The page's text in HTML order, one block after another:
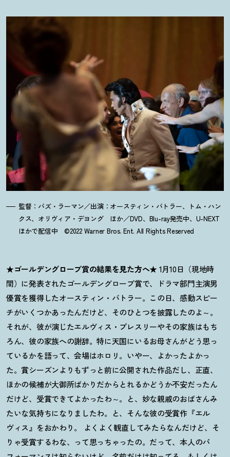
監督：バズ・ラーマン／出演：オースティン・バトラー、トム・ハン
クス、オリヴィア・デヨング ほか／DVD、Blu-ray発売中、U-NEXT
ほかで配信中 ©2022 Warner Bros. Ent. All Rights Reserved
★ゴールデングローブ賞の結果を見た方へ★1月10日（現地時
間）に発表されたゴールデングローブ賞で、ドラマ部門主演男
優賞を獲得したオースティン・バトラー。この日、感動スピー
チがいくつかあったんだけど、そのひとつを披露したのよ～。
それが、彼が演じたエルヴィス・プレスリーやその家族はもち
ろん、彼の家族への謝辞。特に天国にいるお母さんがどう思っ
ているかを語って、会場はホロリ。いやー、よかったよかっ
た。賞シーズンよりもずっと前に公開された作品だし、正直、
ほかの候補が大御所ばかりだからとれるかどうか不安だったん
だけど、受賞できてよかったわ～。と、妙な親戚のおばさんみ
たいな気持ちになりましたわ。と、そんな彼の受賞作『エル
ヴィス』をおかわり。 よくよく観直してみたらなんだけど、そ
りゃ受賞するわな、って思っちゃったの。だって、本人のパ